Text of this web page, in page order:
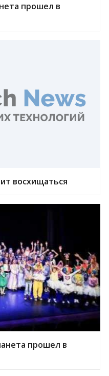
прошел в
восхищаться
прошел в